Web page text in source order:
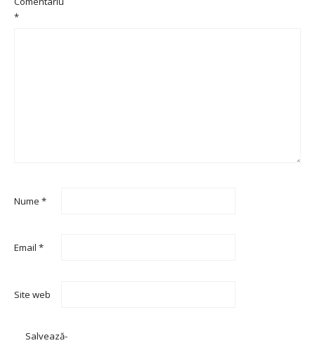
*
Nume *
Email *
Site web
Salvează-